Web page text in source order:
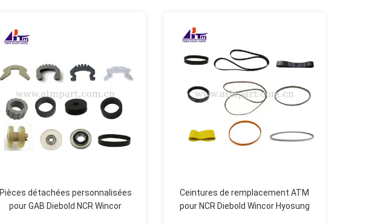
Pièces détachées personnalisées
pour GAB Diebold NCR Wincor
Ceintures de remplacement ATM
pour NCR Diebold Wincor Hyosung